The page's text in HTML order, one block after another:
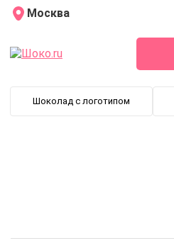
Москва
Шоколад с логотипом